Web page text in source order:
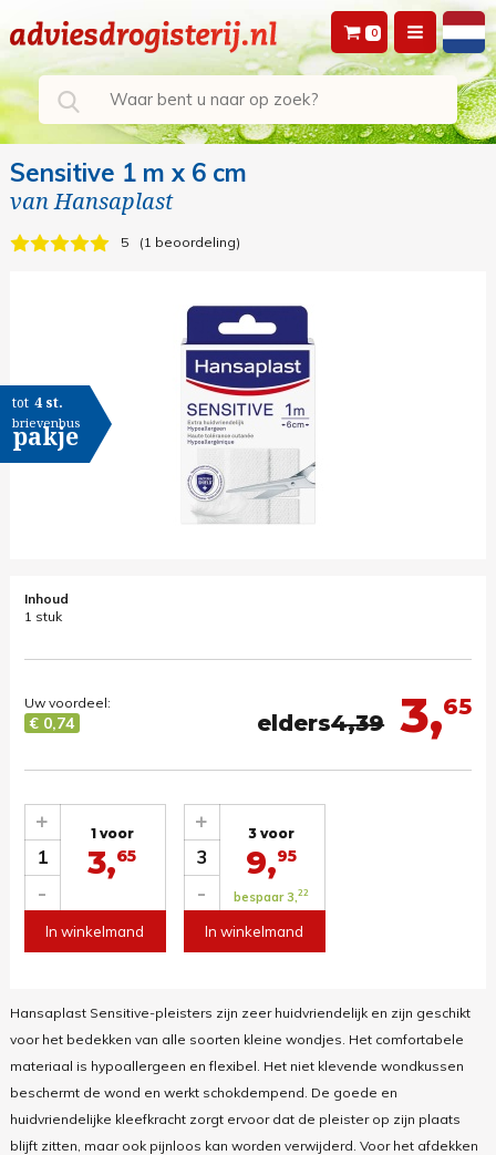
0
Sensitive 1 m x 6 cm
vanHansaplast
5 1 beoordeling
tot 4 st.
brievenbus
pakje
Inhoud
1 stuk
3,65
elders4,39
Uw voordeel:
€ 0,74
1
-
+ 1 voor
3,65
In winkelmand
3
-
+ 3 voor
9,95
bespaar 3,22
In winkelmand
Hansaplast Sensitive-pleisters zijn zeer huidvriendelijk en zijn geschikt
voor het bedekken van alle soorten kleine wondjes. Het comfortabele
materiaal is hypoallergeen en flexibel. Het niet klevende wondkussen
beschermt de wond en werkt schokdempend. De goede en
huidvriendelijke kleefkracht zorgt ervoor dat de pleister op zijn plaats
blijft zitten, maar ook pijnloos kan worden verwijderd. Voor het afdekken